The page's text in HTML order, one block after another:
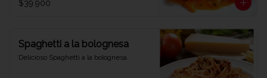
$39.900
Spaghetti a la bolognesa
Delicioso Spaghetti a la bolognesa.